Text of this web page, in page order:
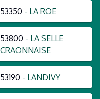
53350 - LA ROE
53800 - LA SELLE
CRAONNAISE
53190 - LANDIVY